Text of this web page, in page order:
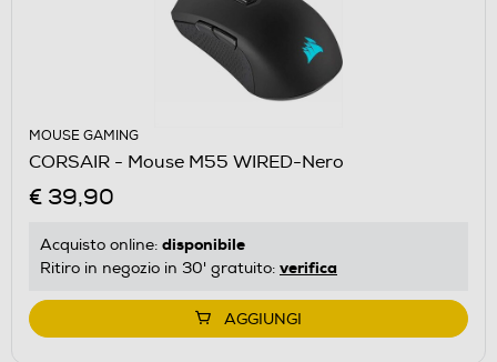
MOUSE GAMING
CORSAIR - Mouse M55 WIRED-Nero
€ 39,90
Acquisto online: disponibile
Ritiro in negozio in 30' gratuito: verifica
AGGIUNGI